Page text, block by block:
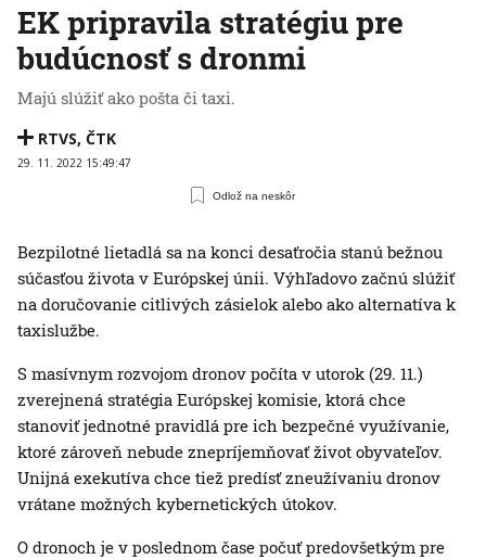
EK pripravila stratégiu pre
budúcnosť s dronmi
Majú slúžiť ako pošta či taxi.
RTVS, ČTK
29. 11. 2022 15:49:47
Odlož na neskôr
Bezpilotné lietadlá sa na konci desaťročia stanú bežnou
súčasťou života v Európskej únii. Výhľadovo začnú slúžiť
na doručovanie citlivých zásielok alebo ako alternatíva k
taxislužbe.
S masívnym rozvojom dronov počíta v utorok (29. 11.)
zverejnená stratégia Európskej komisie, ktorá chce
stanoviť jednotné pravidlá pre ich bezpečné využívanie,
ktoré zároveň nebude znepríjemňovať život obyvateľov.
Unijná exekutíva chce tiež predísť zneužívaniu dronov
vrátane možných kybernetických útokov.
O dronoch je v poslednom čase počuť predovšetkým pre